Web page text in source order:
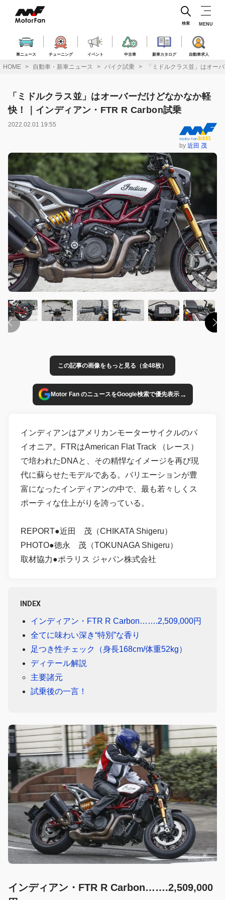
ス
車ニュース チューニング イベント 中古車 新車カタログ 自動車求人
検索 MENU
HOME 自動車・新車ニュース バイク試乗 「ミドルクラス並」はオー
「ミドルクラス並」はオーバーだけどなかなか軽
快！｜インディアン・FTR R Carbon試乗
2022.02.01 19:55
by近田 茂
この記事の画像をもっと見る（全48枚）
Motor Fan のニュースをGoogle検索で優先表示→
インディアンはアメリカンモーターサイクルのパ
イオニア。FTRはAmerican Flat Track （レース）
で培われたDNAと、その精悍なイメージを再び現
代に蘇らせたモデルである。バリエーションが豊
富になったインディアンの中で、最も若々しくス
ポーティな仕上がりを誇っている。
REPORT●近田 茂（CHIKATA Shigeru）
PHOTO●徳永 茂（TOKUNAGA Shigeru）
取材協力●ポラリス ジャパン株式会社
INDEX
インディアン・FTR R Carbon…….2,509,000円
全てに味わい深き“特別”な香り
足つき性チェック（身長168cm/体重52kg）
ディテール解説
主要諸元
試乗後の一言！
インディアン・FTR R Carbon…….2,509,000